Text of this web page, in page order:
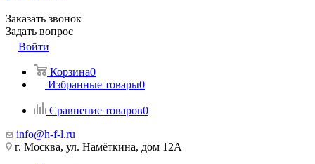
Заказать звонок
Задать вопрос
Войти
Корзина0
Избранные товары0
Сравнение товаров0
info@h-f-l.ru
г. Москва, ул. Намёткина, дом 12А